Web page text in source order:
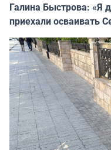
Галина Быстрова: «Я
приехали осваивать